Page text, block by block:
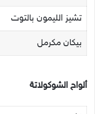
تشيز الليمون بالتوت
بيكان مكرمل
ألواح الشوكولاتة